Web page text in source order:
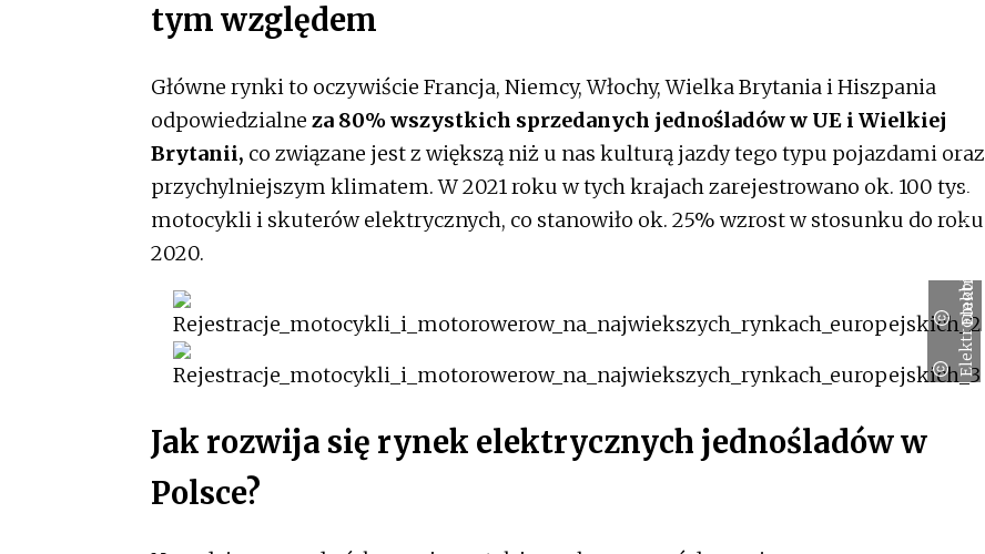
tym względem
Główne rynki to oczywiście Francja, Niemcy, Włochy, Wielka Brytania i Hiszpania
odpowiedzialne za 80% wszystkich sprzedanych jednośladów w UE i Wielkiej
Brytanii, co związane jest z większą niż u nas kulturą jazdy tego typu pojazdami oraz
przychylniejszym klimatem. W 2021 roku w tych krajach zarejestrowano ok. 100 tys.
motocykli i skuterów elektrycznych, co stanowiło ok. 25% wzrost w stosunku do roku
2020.
Elektromobilni.pl
Elektromobilni.pl
Jak rozwija się rynek elektrycznych jednośladów w
Polsce?